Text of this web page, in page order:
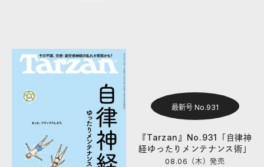
最新号 No.931
『Tarzan』No.931「自律神
経ゆったりメンテナンス術」
08.06（木）発売